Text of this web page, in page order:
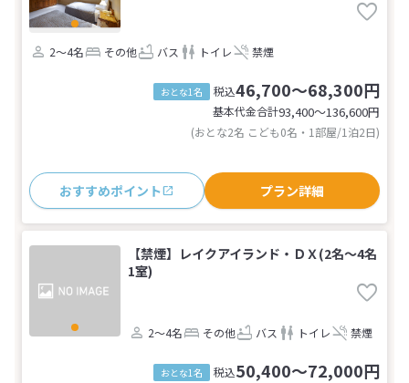
2～4名 その他 バス トイレ 禁煙
おとな1名 税込46,700～68,300円
基本代金合計93,400〜136,600円
(おとな2名 こども0名・1部屋/1泊2日)
おすすめポイント プラン詳細
【禁煙】レイクアイランド・ＤＸ(2名～4名
1室)
2～4名 その他 バス トイレ 禁煙
おとな1名 税込50,400～72,000円